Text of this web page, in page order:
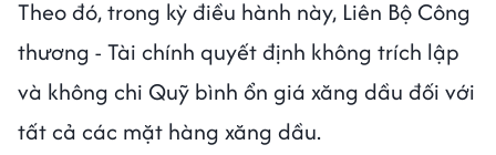
Theo đó, trong kỳ điều hành này, Liên Bộ Công
thương - Tài chính quyết định không trích lập
và không chi Quỹ bình ổn giá xăng dầu đối với
tất cả các mặt hàng xăng dầu.